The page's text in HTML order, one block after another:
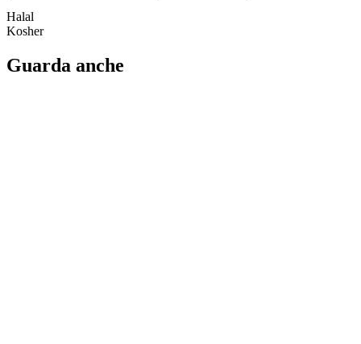
Halal
Kosher
Guarda anche